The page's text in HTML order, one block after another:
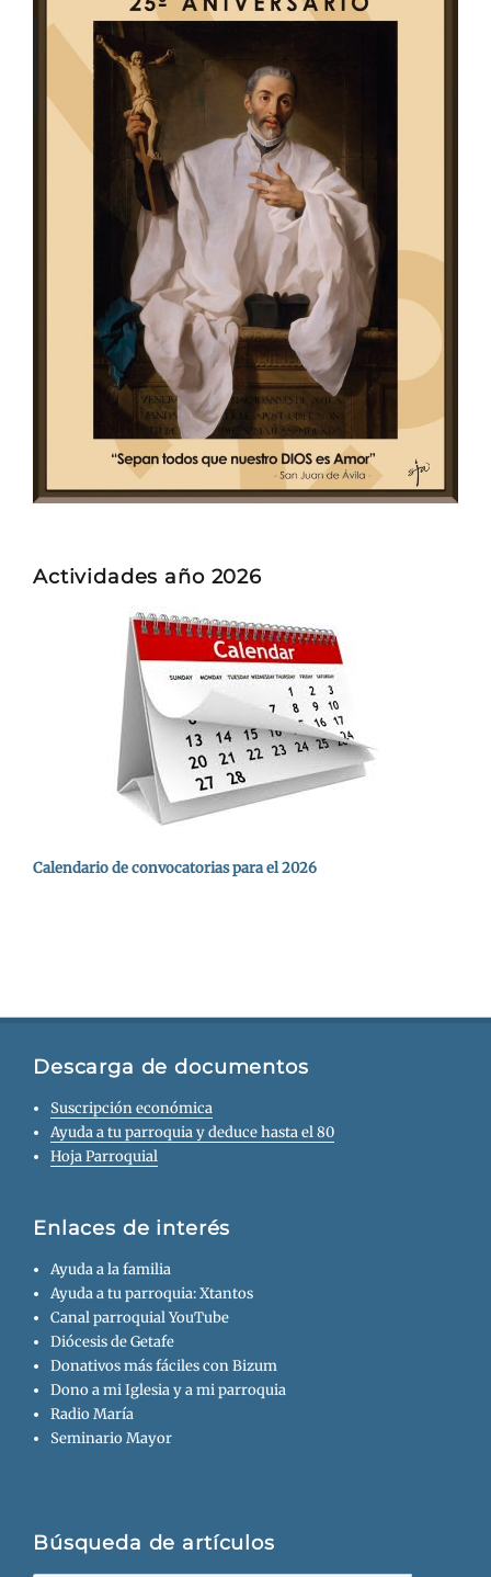
Actividades año 2026
Calendario de convocatorias para el 2026
Descarga de documentos
Suscripción económica
Ayuda a tu parroquia y deduce hasta el 80
Hoja Parroquial
Enlaces de interés
Ayuda a la familia
Ayuda a tu parroquia: Xtantos
Canal parroquial YouTube
Diócesis de Getafe
Donativos más fáciles con Bizum
Dono a mi Iglesia y a mi parroquia
Radio María
Seminario Mayor
Búsqueda de artículos